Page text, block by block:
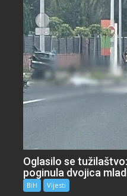
Oglasilo se
poginula dvojica
BiH Vijesti